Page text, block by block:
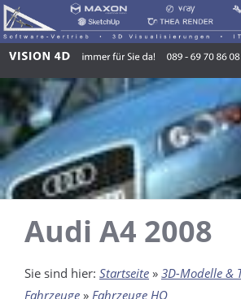
Audi A4 2008
Sie sind hier: Startseite » 3D-Modelle &
Fahrzeuge » Fahrzeuge HQ